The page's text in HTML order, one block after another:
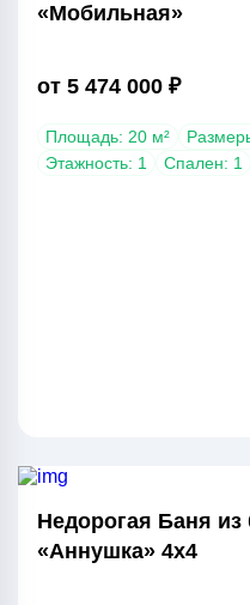
«Мобильная»
от 5 474 000 ₽
Площадь: 20 м²
Этажность: 1
Спален: 1
Недорогая Баня из
«Аннушка» 4х4